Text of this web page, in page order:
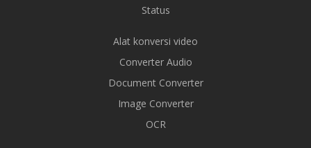
Status
Alat konversi video
Converter Audio
Document Converter
Image Converter
OCR